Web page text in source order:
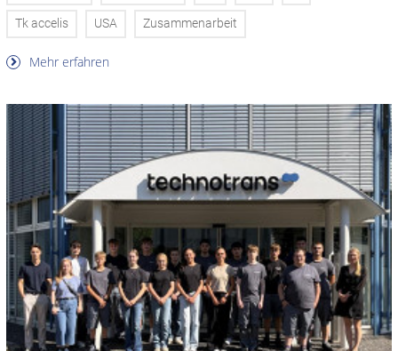
Tk accelis USA Zusammenarbeit
Mehr erfahren